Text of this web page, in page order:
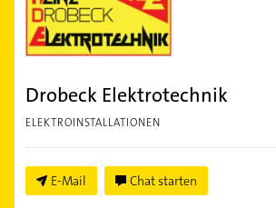
Drobeck Elektrotechnik
ELEKTROINSTALLATIONEN
E-Mail Chat starten